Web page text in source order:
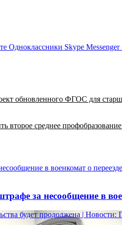
Одноклассники Skype Messenger
обновленного ФГОС для
второе среднее
в военкомат о
за несообщение в
будет продолжена |